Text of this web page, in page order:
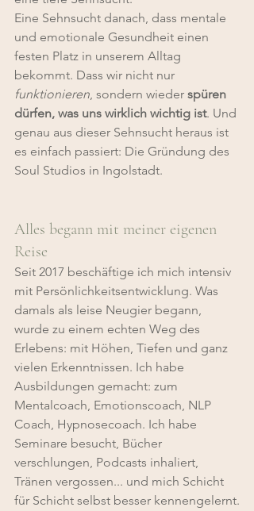
Eine Sehnsucht danach, dass mentale
und emotionale Gesundheit einen
festen Platz in unserem Alltag
bekommt. Dass wir nicht nur
funktionieren, sondern wieder spüren
dürfen, was uns wirklich wichtig ist. Und
genau aus dieser Sehnsucht heraus ist
es einfach passiert: Die Gründung des
Soul Studios in Ingolstadt.
Alles begann mit meiner eigenen
Reise
Seit 2017 beschäftige ich mich intensiv
mit Persönlichkeitsentwicklung. Was
damals als leise Neugier begann,
wurde zu einem echten Weg des
Erlebens: mit Höhen, Tiefen und ganz
vielen Erkenntnissen. Ich habe
Ausbildungen gemacht: zum
Mentalcoach, Emotionscoach, NLP
Coach, Hypnosecoach. Ich habe
Seminare besucht, Bücher
verschlungen, Podcasts inhaliert,
Tränen vergossen... und mich Schicht
für Schicht selbst besser kennengelernt.